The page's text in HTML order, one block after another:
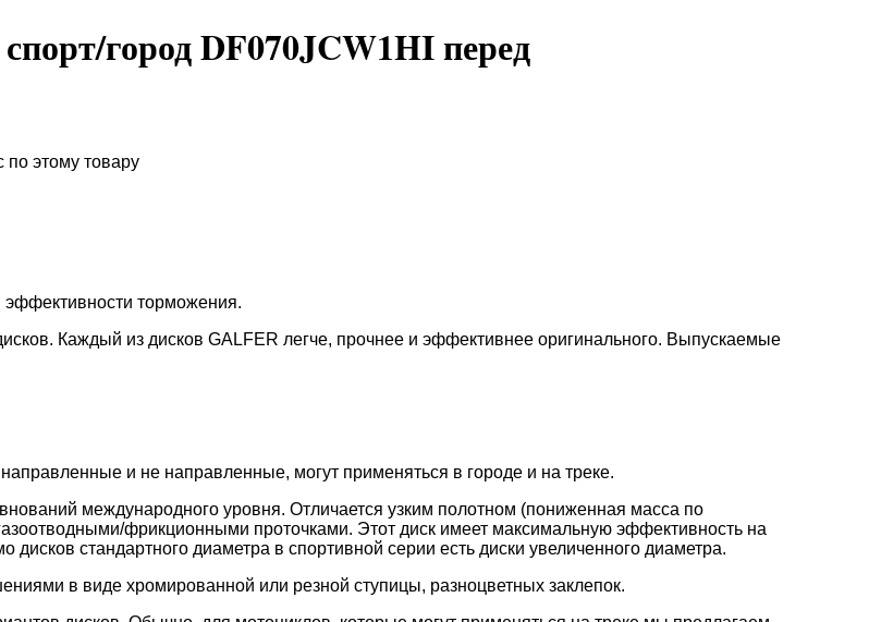
город DF070JCW1HI перед
по этому товару
торможения.
Каждый из дисков GALFER легче, прочнее и эффективнее оригинального. Выпускаемые
и не направленные, могут применяться в городе и на треке.
международного уровня. Отличается узким полотном (пониженная масса по
фрикционными проточками. Этот диск имеет максимальную эффективность на
стандартного диаметра в спортивной серии есть диски увеличенного диаметра.
в виде хромированной или резной ступицы, разноцветных заклепок.